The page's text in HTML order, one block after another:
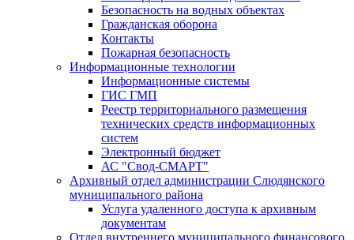
Безопасность на водных объектах
Гражданская оборона
Контакты
Пожарная безопасность
Информационные технологии
Информационные системы
ГИС ГМП
Реестр территориального размещения
технических средств информационных
систем
Электронный бюджет
АС "Свод-СМАРТ"
Архивный отдел администрации Слюдянского
муниципального района
Услуга удаленного доступа к архивным
документам
Отдел внутреннего муниципального финансового